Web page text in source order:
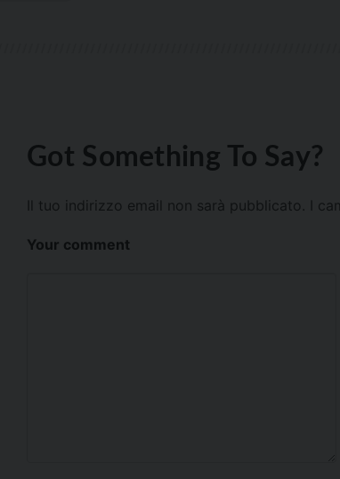
Got Something To Say?
Il tuo indirizzo email non sarà pubblicato. I
Your comment